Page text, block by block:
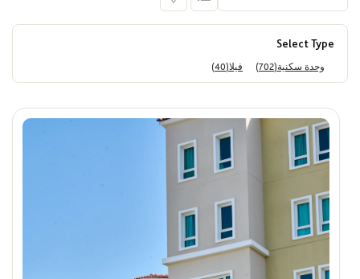
اختر
البناية
اختر
المساحة (قدم مربع)
Min
السعر ê
Min
Max
Select Type
وحدة سكنية(702) فيلا(40)